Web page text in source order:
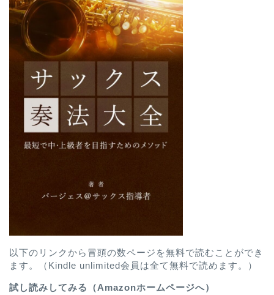
以下のリンクから冒頭の数ページを無料で読むことができ
ます。（Kindle unlimited会員は全て無料で読めます。）
試し読みしてみる（Amazonホームページへ）